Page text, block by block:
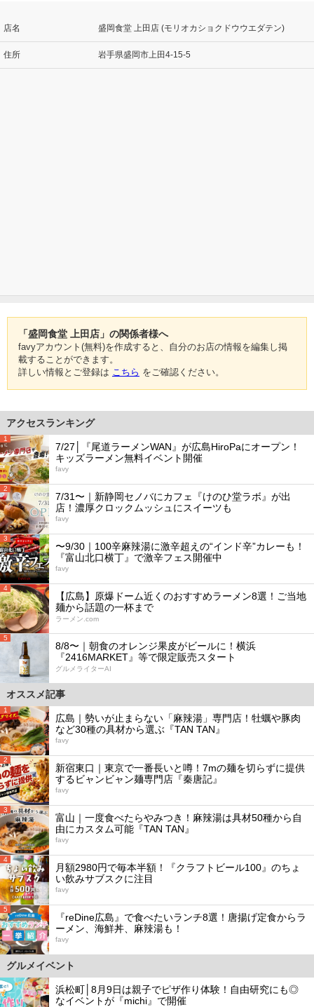
店名 盛岡食堂 上田店 (モリオカショクドウウエダテン)
住所 岩手県盛岡市上田4-15-5
「盛岡食堂 上田店」の関係者様へ
favyアカウント(無料)を作成すると、自分のお店の情報を編集し掲
載することができます。
詳しい情報とご登録は こちら をご確認ください。
アクセスランキング
1
7/27│『尾道ラーメンWAN』が広島HiroPaにオープン！
キッズラーメン無料イベント開催
favy
2
7/31〜｜新静岡セノバにカフェ『けのひ堂ラボ』が出
店！濃厚クロックムッシュにスイーツも
favy
3
〜9/30｜100辛麻辣湯に激辛超えの“インド辛”カレーも！
『富山北口横丁』で激辛フェス開催中
favy
4
【広島】原爆ドーム近くのおすすめラーメン8選！ご当地
麺から話題の一杯まで
ラーメン.com
5
8/8〜｜朝食のオレンジ果皮がビールに！横浜
『2416MARKET』等で限定販売スタート
グルメライターAI
オススメ記事
1
広島｜勢いが止まらない「麻辣湯」専門店！牡蠣や豚肉
など30種の具材から選ぶ『TAN TAN』
favy
2
新宿東口｜東京で一番長いと噂！7mの麺を切らずに提供
するビャンビャン麺専門店『秦唐記』
favy
3
富山｜一度食べたらやみつき！麻辣湯は具材50種から自
由にカスタム可能『TAN TAN』
favy
4
月額2980円で毎本半額！『クラフトビール100』のちょ
い飲みサブスクに注目
favy
5
『reDine広島』で食べたいランチ8選！唐揚げ定食からラ
ーメン、海鮮丼、麻辣湯も！
favy
グルメイベント
浜松町│8月9日は親子でピザ作り体験！自由研究にも◎
なイベントが『michi』で開催